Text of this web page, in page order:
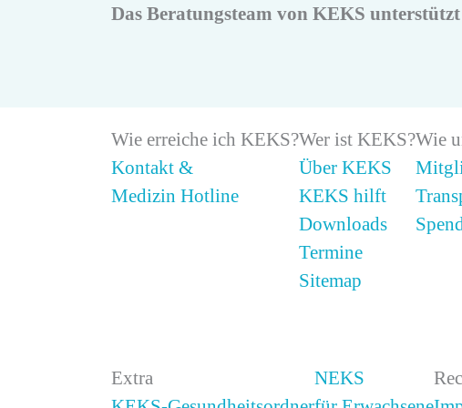
Das Beratungsteam von KEKS
Wie erreiche ich KEKS?
Kontakt &
Medizin Hotline
Wer ist KEKS?
Über KEKS
KEKS hilft
Downloads
Termine
Sitemap
Wie
Extra
NEKS